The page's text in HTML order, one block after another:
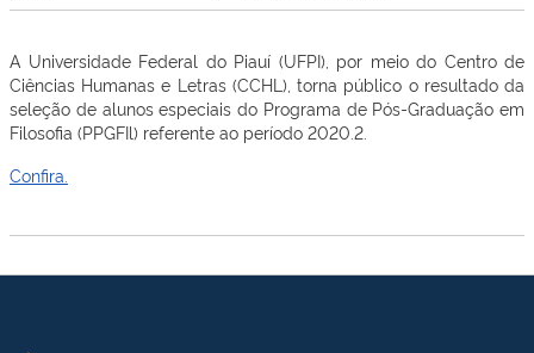
A Universidade Federal do Piauí (UFPI), por meio do Centro de
Ciências Humanas e Letras (CCHL), torna público o resultado da
seleção de alunos especiais do Programa de Pós-Graduação em
Filosofia (PPGFIl) referente ao período 2020.2.
Confira.